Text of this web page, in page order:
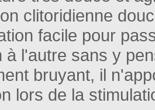
clitoridienne
facile pour
à l'autre sans y
bruyant, il
lors de la